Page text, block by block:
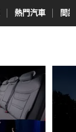
熱門汽車 間